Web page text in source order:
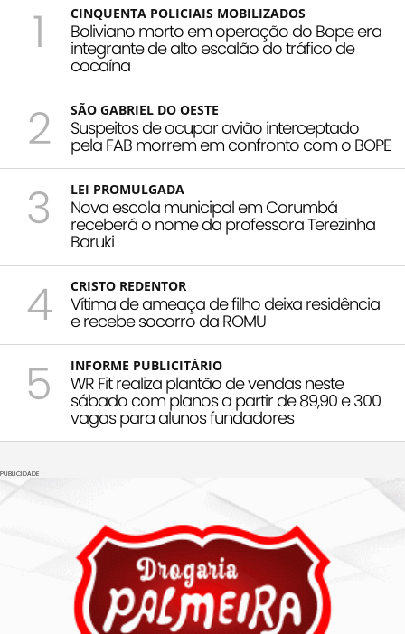
1 CINQUENTA POLICIAIS MOBILIZADOS
Boliviano morto em operação do Bope era
integrante de alto escalão do tráfico de
cocaína
2 SÃO GABRIEL DO OESTE
Suspeitos de ocupar avião interceptado
pela FAB morrem em confronto com o BOPE
3 LEI PROMULGADA
Nova escola municipal em Corumbá
receberá o nome da professora Terezinha
Baruki
4 CRISTO REDENTOR
Vítima de ameaça de filho deixa residência
e recebe socorro da ROMU
5 INFORME PUBLICITÁRIO
WR Fit realiza plantão de vendas neste
sábado com planos a partir de 89,90 e 300
vagas para alunos fundadores
PUBLICIDADE